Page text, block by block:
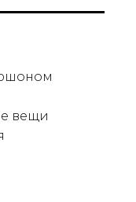
вещи